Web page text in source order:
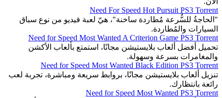
Need For Speed Hot Pursuit PS3 Torrent
"الحاجةُ للسُّرعة مُطاردة ساخنة"، هيّ لعبة فيديو من نوع سباق
السيارات والمُطاردة.
Need for Speed Most Wanted A Criterion Game PS3 Torrent
تحميل أفضل ألعاب بلايستيشن مجانًا، استمتع بألعاب الأكشن
والمغامرات بسرعة وسهولة.
Need for Speed Most Wanted Black Edition PS3 Torrent
تنزيل ألعاب بلايستيشن مجانًا، بروابط سريعة ومباشرة، تجربة لعب
رائعة بانتظارك.
Need for Speed Most Wanted PS3 Torrent